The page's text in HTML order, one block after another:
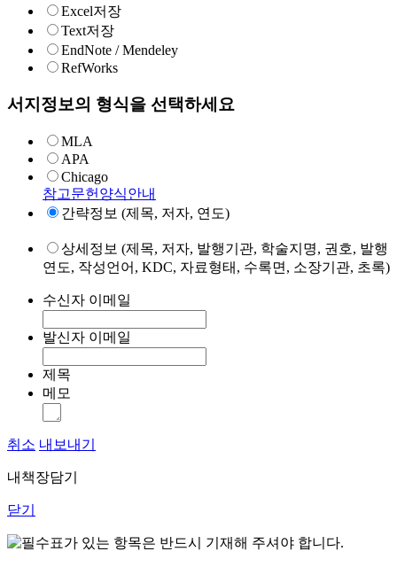
Excel저장
Text저장
EndNote / Mendeley
RefWorks
서지정보의 형식을 선택하세요
MLA
APA
Chicago
참고문헌양식안내
간략정보 (제목, 저자, 연도)
상세정보 (제목, 저자, 발행기관, 학술지명, 권호, 발행
연도, 작성언어, KDC, 자료형태, 수록면, 소장기관, 초록)
수신자 이메일
발신자 이메일
제목
메모
취소 내보내기
내책장담기
닫기
표가 있는 항목은 반드시 기재해 주셔야 합니다.